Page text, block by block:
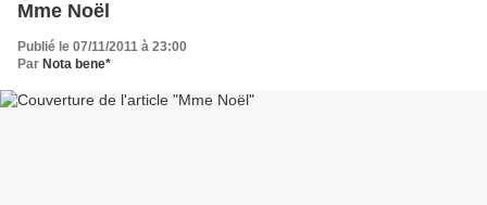
Mme Noël
Publié le 07/11/2011 à 23:00
Par Nota bene*